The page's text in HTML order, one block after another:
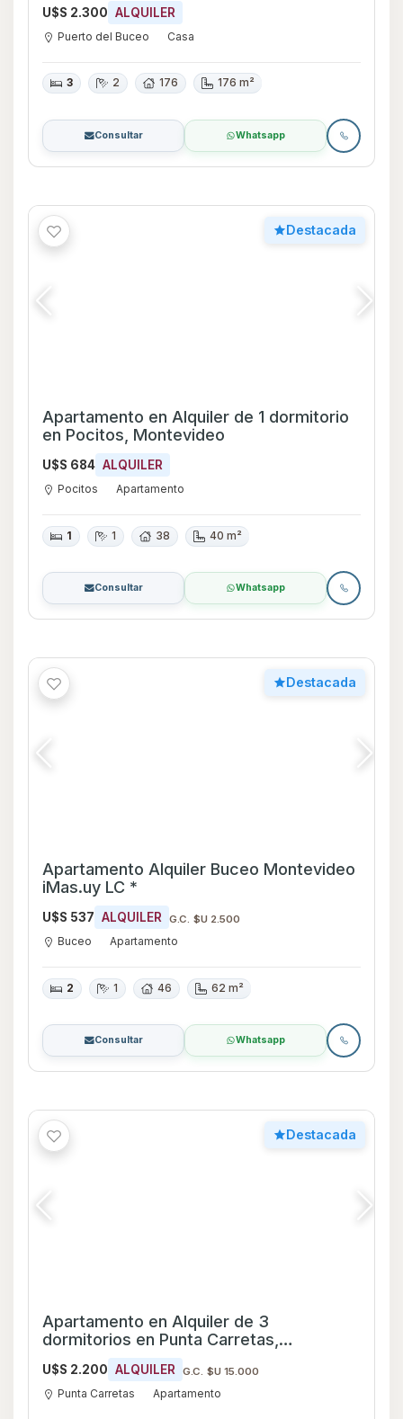
U$S 2.300 ALQUILER
Puerto del Buceo Casa
3 2 176 176 m²
Consultar Whatsapp
Destacada
Apartamento en Alquiler de 1 dormitorio
en Pocitos, Montevideo
U$S 684 ALQUILER
Pocitos Apartamento
1 1 38 40 m²
Consultar Whatsapp
Destacada
Apartamento Alquiler Buceo Montevideo
iMas.uy LC *
U$S 537 ALQUILER G.C. $U 2.500
Buceo Apartamento
2 1 46 62 m²
Consultar Whatsapp
Destacada
Apartamento en Alquiler de 3
dormitorios en Punta Carretas,
Montevideo
U$S 2.200 ALQUILER G.C. $U 15.000
Punta Carretas Apartamento